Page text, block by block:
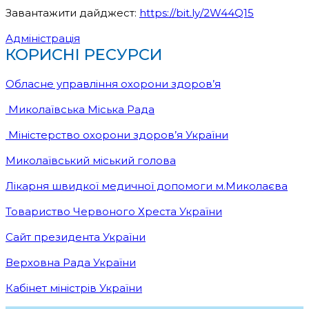
Завантажити дайджест: https://bit.ly/2W44Q15
Адміністрація
КОРИСНІ РЕСУРСИ
Обласне управління охорони здоров’я
Миколаївська Міська Рада
Міністерство охорони здоров’я України
Миколаївський міський голова
Лікарня швидкої медичної допомоги м.Миколаєва
Товариство Червоного Хреста України
Сайт президента України
Верховна Рада України
Кабінет міністрів України